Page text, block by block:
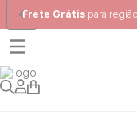
Frete Grátispara